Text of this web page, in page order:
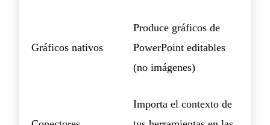
Gráficos nativos
Produce gráficos de
PowerPoint editables
(no imágenes)
Importa el contexto de